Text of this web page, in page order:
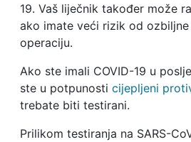
19. Vaš liječnik također može
ako imate veći rizik od
operaciju.
Ako ste imali COVID-19 u
ste u potpunosti cijepljeni
trebate biti testirani.
Prilikom testiranja na SARS-